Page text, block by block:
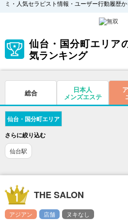
ミ・人気セラピスト情報・ユーザー行動履歴
仙台・国分町エリア
気ランキング
総合 日本人
メンズエステ
仙台・国分町エリア
さらに絞り込む
仙台駅
THE SALON
アジアン 店舗 ヌキなし